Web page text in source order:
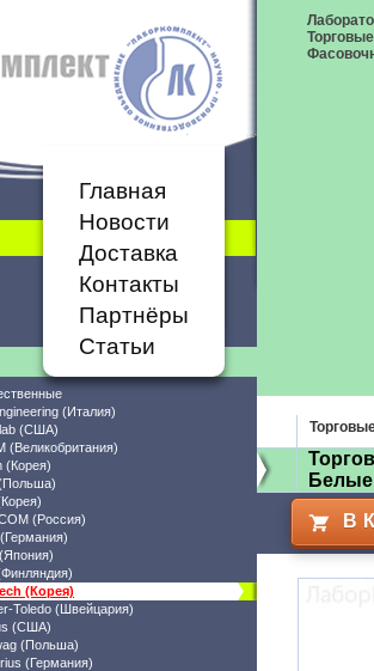
Главная
Новости
Доставка
Контакты
Партнёры
Статьи
(Италия)
(США)
(Великобритания)
(Корея)
(Россия)
(Корея)
Toledo (Швейцария)
(США)
(Польша)
(Германия)
Белые
В